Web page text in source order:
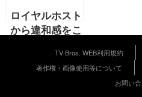
chelmico 連載
「キスがピー
ク」】
ロイヤルホスト
から違和感をこ
月号・高橋ユキTV Bros. WEB利用規約
著作権・画像使用等について
お問い